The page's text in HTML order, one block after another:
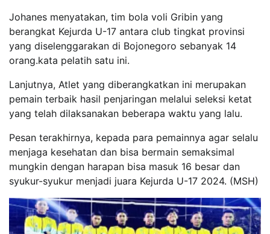
Johanes menyatakan, tim bola voli Gribin yang
berangkat Kejurda U-17 antara club tingkat provinsi
yang diselenggarakan di Bojonegoro sebanyak 14
orang.kata pelatih satu ini.
Lanjutnya, Atlet yang diberangkatkan ini merupakan
pemain terbaik hasil penjaringan melalui seleksi ketat
yang telah dilaksanakan beberapa waktu yang lalu.
Pesan terakhirnya, kepada para pemainnya agar selalu
menjaga kesehatan dan bisa bermain semaksimal
mungkin dengan harapan bisa masuk 16 besar dan
syukur-syukur menjadi juara Kejurda U-17 2024. (MSH)